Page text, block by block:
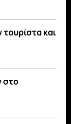
τουρίστα και
στο